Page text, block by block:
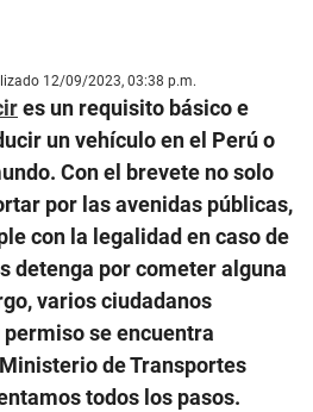
12/09/2023, 03:38 p.m.
es un requisito básico e
un vehículo en el Perú o
Con el brevete no solo
por las avenidas públicas,
con la legalidad en caso de
detenga por cometer alguna
varios ciudadanos
se encuentra
de Transportes
todos los pasos.